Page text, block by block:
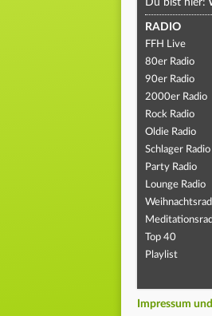
Du bist hier:
RADIO
FFH Live
80er Radio
90er Radio
2000er Radio
Rock Radio
Oldie Radio
Schlager Radio
Party Radio
Lounge Radio
Top 40
Playlist
Impressum